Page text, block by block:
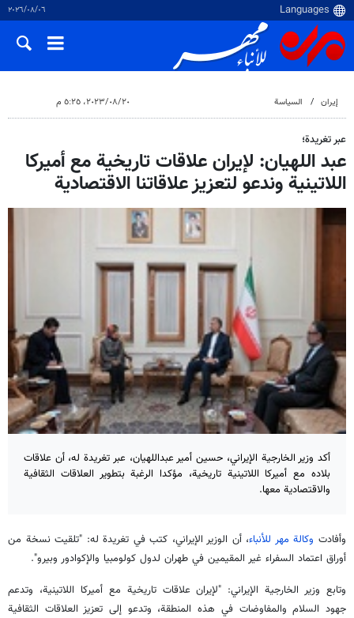
٠٦‏/٠٨‏/٢٠٢٦
إيران السياسة ٢٠‏/٠٨‏/٢٠٢٣، ٥:٢٥ م
عبر تغريدة؛
عبد اللهيان: لإيران علاقات تاريخية مع أميركا
اللاتينية وندعو لتعزيز علاقاتنا الاقتصادية
أكد وزير الخارجية الإيراني، حسين أمير عبداللهيان، عبر تغريدة له، أن علاقات
بلاده مع أميركا اللاتينية تاريخية، مؤكدا الرغبة بتطوير العلاقات الثقافية
والاقتصادية معها.
وأفادت وكالة مهر للأنباء، أن الوزير الإيراني، كتب في تغريدة له: "تلقيت نسخة من
أوراق اعتماد السفراء غير المقيمين في طهران لدول كولومبيا والإكوادور وبيرو".
وتابع وزير الخارجية الإيراني: "لإيران علاقات تاريخية مع أميركا اللاتينية، وتدعم
جهود السلام والمفاوضات في هذه المنطقة، وتدعو إلى تعزيز العلاقات الثقافية